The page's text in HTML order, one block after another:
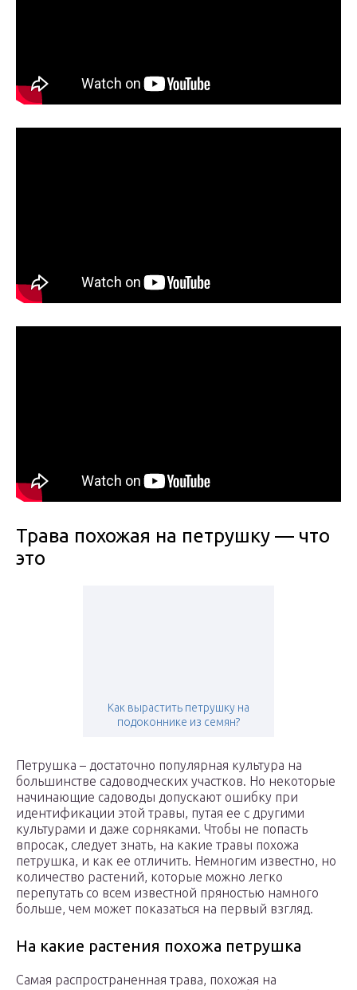
Трава похожая на петрушку — что
это
Как вырастить петрушку на
подоконнике из семян?
Петрушка – достаточно популярная культура на
большинстве садоводческих участков. Но некоторые
начинающие садоводы допускают ошибку при
идентификации этой травы, путая ее с другими
культурами и даже сорняками. Чтобы не попасть
впросак, следует знать, на какие травы похожа
петрушка, и как ее отличить. Немногим известно, но
количество растений, которые можно легко
перепутать со всем известной пряностью намного
больше, чем может показаться на первый взгляд.
На какие растения похожа петрушка
Самая распространенная трава, похожая на